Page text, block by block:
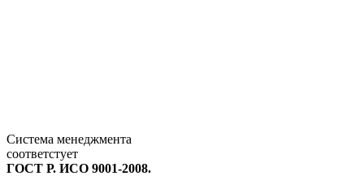
Система менеджмента
соответстует
ГОСТ Р. ИСО 9001-2008.